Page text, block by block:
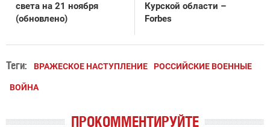
света на 21 ноября
(обновлено)
Курской области –
Forbes
Теги: ВРАЖЕСКОЕ НАСТУПЛЕНИЕ РОССИЙСКИЕ ВОЕННЫЕ
ВОЙНА
ПРОКОММЕНТИРУЙТЕ